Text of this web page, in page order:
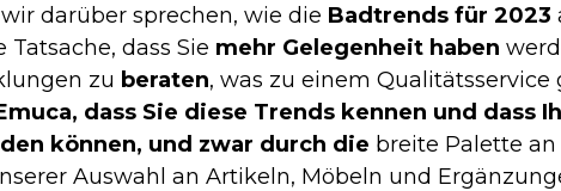
darüber sprechen, wie die Badtrends für 2023
dass Sie mehr Gelegenheit haben
zu beraten, was zu einem Qualitätsservice
dass Sie diese Trends kennen und dass
können, und zwar durch die breite Palette
Auswahl an Artikeln, Möbeln und